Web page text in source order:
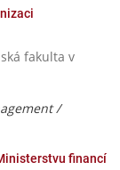
fakulta v
/
financí